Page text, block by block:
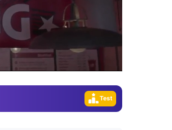
Gündem